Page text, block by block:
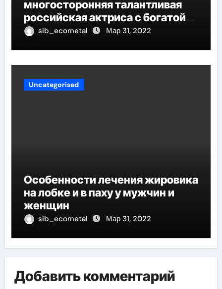
многосторонняя талантливая
российская актриса с богатой
биографией и успешной
sib_ecometal Мар 31, 2022
Uncategorised
Особенности лечения жировика
на лобке и в паху у мужчин и
женщин
sib_ecometal Мар 31, 2022
Добавить комментарий